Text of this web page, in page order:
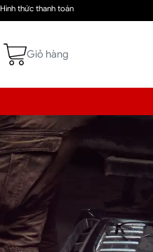
Hình thức thanh toán
Giỏ hàng